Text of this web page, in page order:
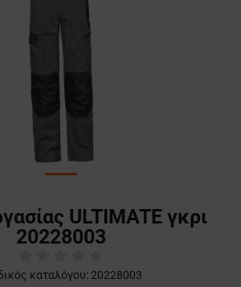
ULTIMATE γκρι
20228003
καταλόγου: 20228003